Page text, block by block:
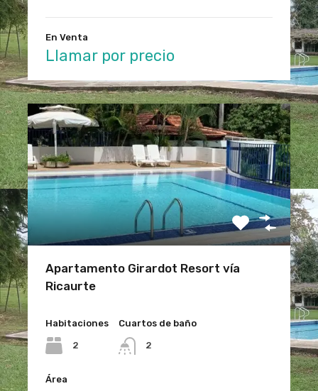
En Venta
Llamar por precio
Apartamento Girardot Resort vía
Ricaurte
Habitaciones
2
Cuartos de baño
2
Área